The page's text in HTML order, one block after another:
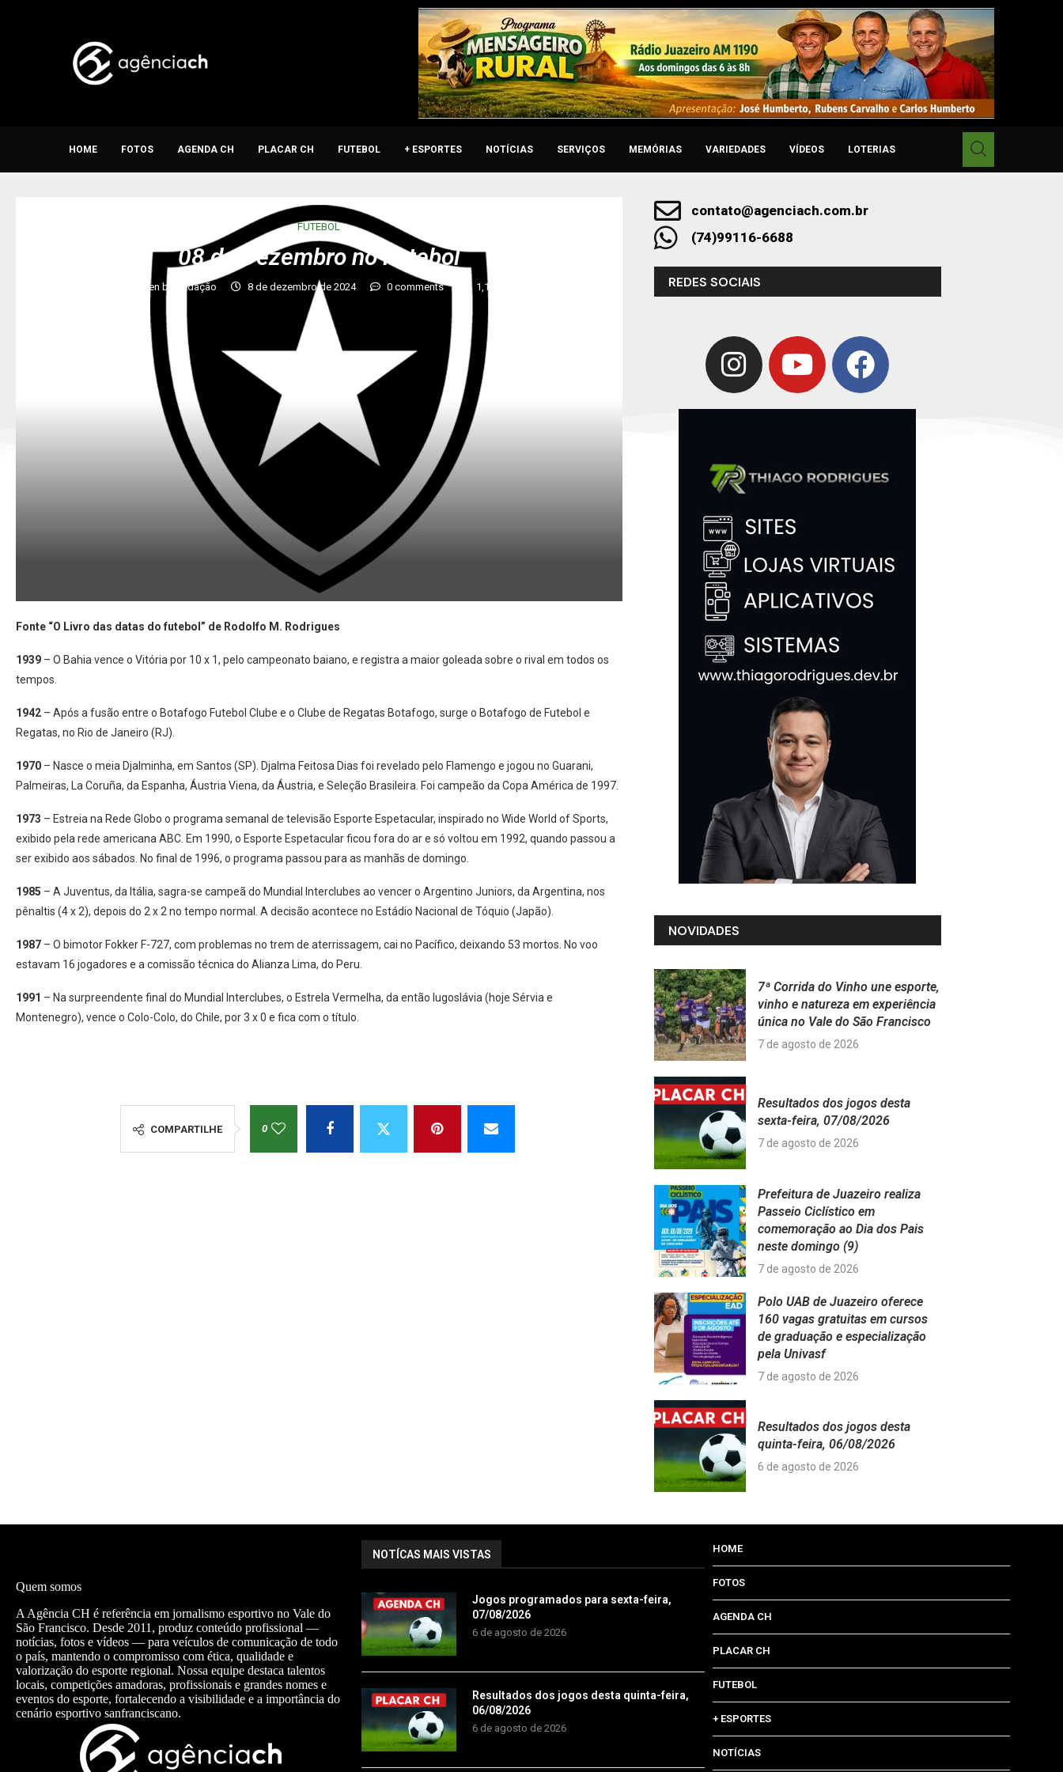
HOME FOTOS AGENDA CH PLACAR CH FUTEBOL + ESPORTES NOTÍCIAS SERVIÇOS MEMÓRIAS VARIEDADES VÍDEOS LOTERIAS
FUTEBOL
08 de Dezembro no Futebol
written by Redação 8 de dezembro de 2024 0 comments 1,1K
Fonte “O Livro das datas do futebol” de Rodolfo M. Rodrigues
1939 – O Bahia vence o Vitória por 10 x 1, pelo campeonato baiano, e registra a maior goleada sobre o rival em todos os
tempos.
1942 – Após a fusão entre o Botafogo Futebol Clube e o Clube de Regatas Botafogo, surge o Botafogo de Futebol e
Regatas, no Rio de Janeiro (RJ).
1970 – Nasce o meia Djalminha, em Santos (SP). Djalma Feitosa Dias foi revelado pelo Flamengo e jogou no Guarani,
Palmeiras, La Coruña, da Espanha, Áustria Viena, da Áustria, e Seleção Brasileira. Foi campeão da Copa América de 1997.
1973 – Estreia na Rede Globo o programa semanal de televisão Esporte Espetacular, inspirado no Wide World of Sports,
exibido pela rede americana ABC. Em 1990, o Esporte Espetacular ficou fora do ar e só voltou em 1992, quando passou a
ser exibido aos sábados. No final de 1996, o programa passou para as manhãs de domingo.
1985 – A Juventus, da Itália, sagra-se campeã do Mundial Interclubes ao vencer o Argentino Juniors, da Argentina, nos
pênaltis (4 x 2), depois do 2 x 2 no tempo normal. A decisão acontece no Estádio Nacional de Tóquio (Japão).
1987 – O bimotor Fokker F-727, com problemas no trem de aterrissagem, cai no Pacífico, deixando 53 mortos. No voo
estavam 16 jogadores e a comissão técnica do Alianza Lima, do Peru.
1991 – Na surpreendente final do Mundial Interclubes, o Estrela Vermelha, da então Iugoslávia (hoje Sérvia e
Montenegro), vence o Colo-Colo, do Chile, por 3 x 0 e fica com o título.
COMPARTILHE 0
contato@agenciach.com.br
(74)99116-6688
REDES SOCIAIS
NOVIDADES
7ª Corrida do Vinho une esporte,
vinho e natureza em experiência
única no Vale do São Francisco
7 de agosto de 2026
Resultados dos jogos desta
sexta-feira, 07/08/2026
7 de agosto de 2026
Prefeitura de Juazeiro realiza
Passeio Ciclístico em
comemoração ao Dia dos Pais
neste domingo (9)
7 de agosto de 2026
Polo UAB de Juazeiro oferece
160 vagas gratuitas em cursos
de graduação e especialização
pela Univasf
7 de agosto de 2026
Resultados dos jogos desta
quinta-feira, 06/08/2026
6 de agosto de 2026
Quem somos
A Agência CH é referência em jornalismo esportivo no Vale do
São Francisco. Desde 2011, produz conteúdo profissional —
notícias, fotos e vídeos — para veículos de comunicação de todo
o país, mantendo o compromisso com ética, qualidade e
valorização do esporte regional. Nossa equipe destaca talentos
locais, competições amadoras, profissionais e grandes nomes e
eventos do esporte, fortalecendo a visibilidade e a importância do
cenário esportivo sanfranciscano.
NOTÍCAS MAIS VISTAS
Jogos programados para sexta-feira,
07/08/2026
6 de agosto de 2026
Resultados dos jogos desta quinta-feira,
06/08/2026
6 de agosto de 2026
HOME
FOTOS
AGENDA CH
PLACAR CH
FUTEBOL
+ ESPORTES
NOTÍCIAS